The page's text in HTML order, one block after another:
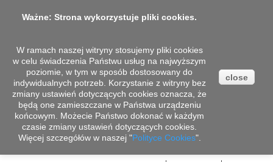
Koszyk (pusty)
Ważne: Strona wykorzystuje pliki cookies.
W ramach naszej witryny stosujemy pliki cookies
w celu świadczenia Państwu usług na najwyższym
poziomie, w tym w sposób dostosowany do
indywidualnych potrzeb. Korzystanie z witryny bez
zmiany ustawień dotyczących cookies oznacza, że
będą one zamieszczane w Państwa urządzeniu
końcowym. Możecie Państwo dokonać w każdym
czasie zmiany ustawień dotyczących cookies.
Więcej szczegółów w naszej "Polityce Cookies".
close